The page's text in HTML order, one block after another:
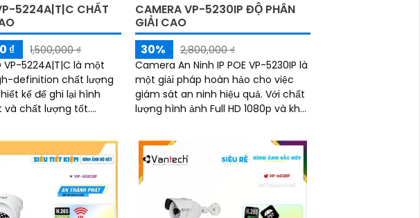
5224A|T|C CHẤT
₫
1,500,000 ₫
VP-5224A|T|C là một
definition chất lượng
kế để ghi lại hình
và chất lượng tốt.
xem và ghi lại các
video với độ phân giải
CAMERA VP-5230IP ĐỘ PHÂN
GIẢI CAO
30%
2,800,000 ₫
Camera An Ninh IP POE VP-5230IP là
một giải pháp hoàn hảo cho việc
giám sát an ninh hiệu quả. Với chất
lượng hình ảnh Full HD 1080p và khả
qua công...